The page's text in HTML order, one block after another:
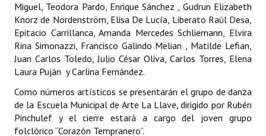
Digesto
Organigrama
DOCUMENTOS
Informes de Gestión
Proyectos Presentados
Miguel, Teodora Pardo, Enrique Sánchez , Gudrun Elizabeth
Knorz de Nordenström, Elisa De Lucía, Liberato Raúl Desa,
Epitacio Carrillanca, Amanda Mercedes Schliemann, Elvira
Rina Simonazzi, Francisco Galindo Melian , Matilde Lefian,
Juan Carlos Toledo, Julio César Oliva, Carlos Torres, Elena
Laura Puján y Carlina Fernández.
Como números artísticos se presentarán el grupo de danza
de la Escuela Municipal de Arte La Llave, dirigido por Rubén
Pinchulef y el cierre estará a cargo del joven grupo
folclórico “Corazón Tempranero”.